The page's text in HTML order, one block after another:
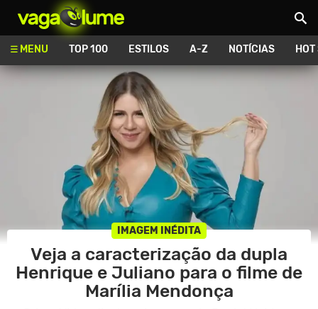
MENU TOP 100 ESTILOS A-Z NOTÍCIAS
IMAGEM INÉDITA
Veja a caracterização da dupla
Henrique e Juliano para o filme de
Marília Mendonça